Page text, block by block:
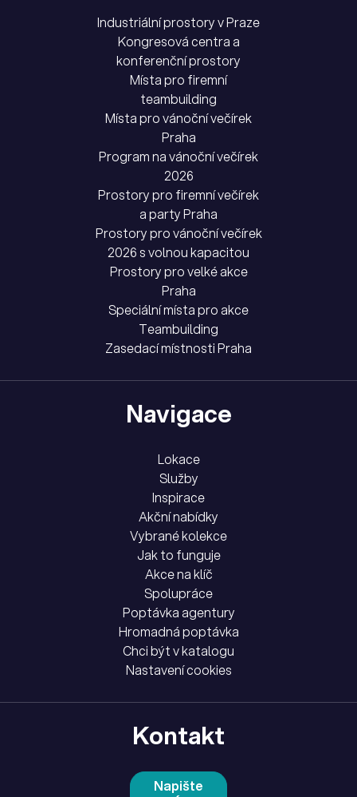
Industriální prostory v Praze
Kongresová centra a
konferenční prostory
Místa pro firemní
teambuilding
Místa pro vánoční večírek
Praha
Program na vánoční večírek
2026
Prostory pro firemní večírek
a party Praha
Prostory pro vánoční večírek
2026 s volnou kapacitou
Prostory pro velké akce
Praha
Speciální místa pro akce
Teambuilding
Zasedací místnosti Praha
Navigace
Lokace
Služby
Inspirace
Akční nabídky
Vybrané kolekce
Jak to funguje
Akce na klíč
Spolupráce
Poptávka agentury
Hromadná poptávka
Chci být v katalogu
Nastavení cookies
Kontakt
Napište